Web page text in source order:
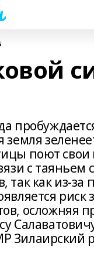
земля
поют свои
с таяньем
так как из-за
осложняя
Зилаирский